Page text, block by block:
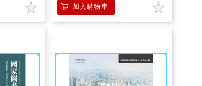
加入購物車